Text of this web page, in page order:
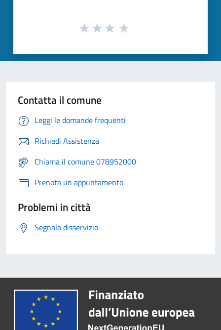
Contatta il comune
Leggi le domande frequenti
Richiedi Assistenza
Chiama il comune 078952000
Prenota un appuntamento
Problemi in città
Segnala disservizio